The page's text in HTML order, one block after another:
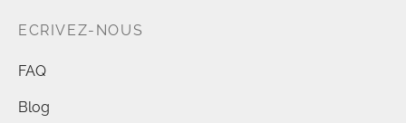
ECRIVEZ-NOUS
FAQ
Blog